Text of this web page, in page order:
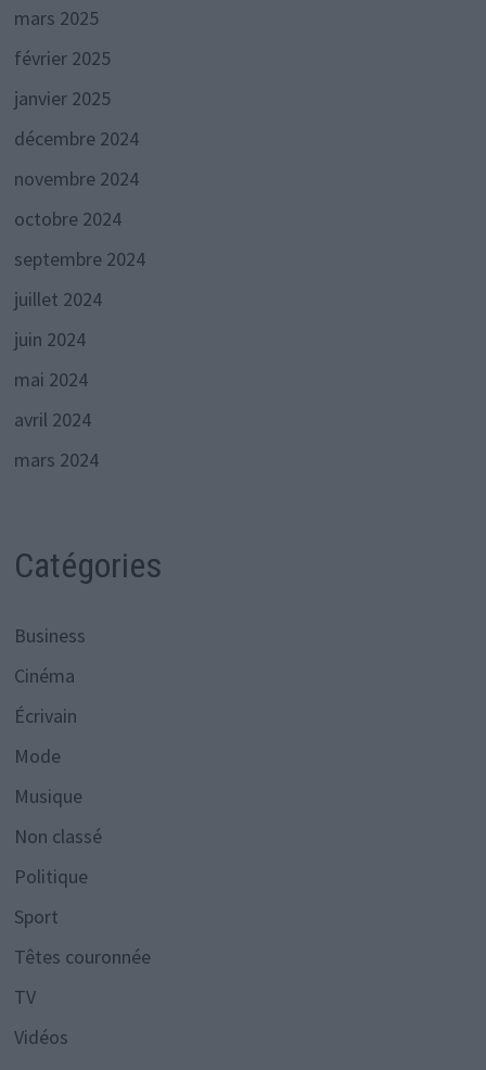
mars 2025
février 2025
janvier 2025
décembre 2024
novembre 2024
octobre 2024
septembre 2024
juillet 2024
juin 2024
mai 2024
avril 2024
mars 2024
Catégories
Business
Cinéma
Écrivain
Mode
Musique
Non classé
Politique
Sport
Têtes couronnée
TV
Vidéos